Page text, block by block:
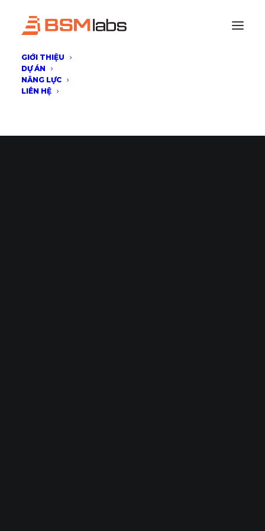
GIỚI THIỆU
DỰ ÁN
NĂNG LỰC
LIÊN HỆ